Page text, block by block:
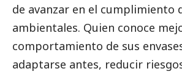
de avanzar en el cumplimiento
ambientales. Quien conoce
comportamiento de sus
adaptarse antes, reducir